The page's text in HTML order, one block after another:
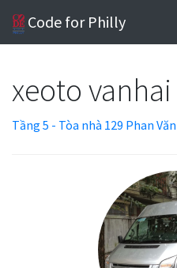
Code for Philly
xeoto vanhai
Tầng 5 - Tòa nhà 129 Phan